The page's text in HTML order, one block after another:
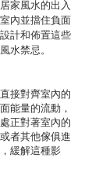
家風水的出入
內並擋住負面
計和佈置這些
水禁忌。
接對齊室內的
能量的流動，
正對著室內的
者其他傢俱進
緩解這種影